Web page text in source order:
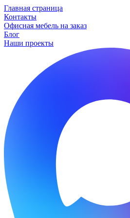
Главная страница
Контакты
Офисная мебель на заказ
Блог
Наши проекты